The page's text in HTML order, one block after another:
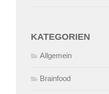
KATEGORIEN
Allgemein
Brainfood